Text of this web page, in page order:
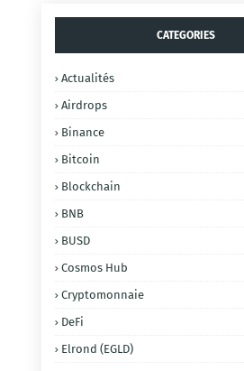
CATEGORIES
Actualités
Airdrops
Binance
Bitcoin
Blockchain
BNB
BUSD
Cosmos Hub
Cryptomonnaie
DeFi
Elrond (EGLD)